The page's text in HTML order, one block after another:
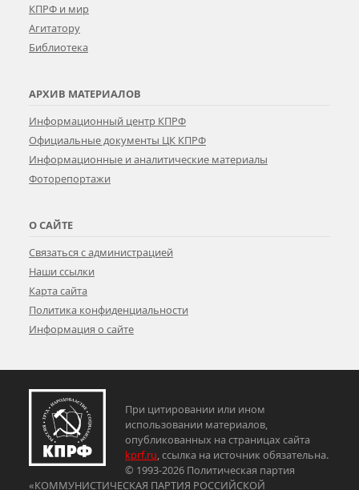
КПРФ и мир
Агитатору
Библиотека
АРХИВ МАТЕРИАЛОВ
Информационный центр КПРФ
Официальные документы ЦК КПРФ
Информационные и аналитические материалы
Фоторепортажи
О САЙТЕ
Связаться с администрацией
Наши ссылки
Карта сайта
Политика конфиденциальности
Информация о сайте
При цитировании или ином
использовании материалов,
опубликованных на страницах сайта
kprf.ru, ссылка на источник обязательна.
© 1993-2026 Политическая партия
«КОММУНИСТИЧЕСКАЯ ПАРТИЯ РОССИЙСКОЙ